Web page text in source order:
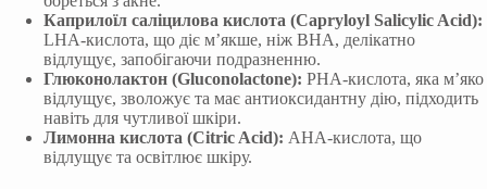
Каприлоїл саліцилова кислота (Capryloyl Salicylic Acid):
LHA-кислота, що діє м’якше, ніж BHA, делікатно
відлущує, запобігаючи подразненню.
Глюконолактон (Gluconolactone): PHA-кислота, яка м’яко
відлущує, зволожує та має антиоксидантну дію, підходить
навіть для чутливої шкіри.
Лимонна кислота (Citric Acid): AHA-кислота, що
відлущує та освітлює шкіру.